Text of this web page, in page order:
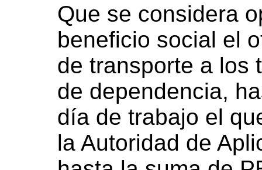
Que se considera
beneficio social el
de transporte a los
de dependencia,
día de trabajo el
la Autoridad de